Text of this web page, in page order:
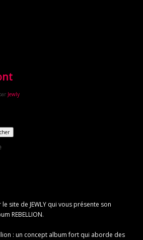
Jewly
site de JEWLY qui vous présente son
REBELLION.
: un concept album fort qui aborde des